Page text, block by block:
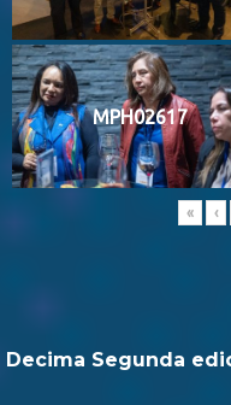
MPH02617
« ‹
Decima Segunda